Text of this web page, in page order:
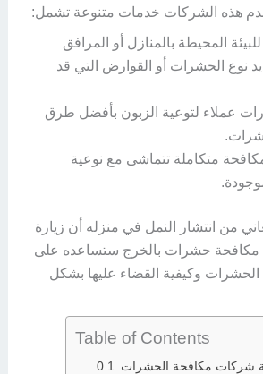
هذه الشركات خدمات متنوعة تشمل:
المحيطة بالمنازل أو المرافق
نوع الحشرات أو القوارض التي قد
عملاء لتوعية الزبون بأفضل طرق
متكاملة تتماشى مع نوعية
من انتشار النمل في منزله أن زيارة
حشرات بالخرج ستساعده على
وكيفية القضاء عليها بشكل
Table of Contents
شركات مكافحة الحشرات